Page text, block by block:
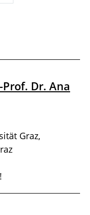
Dr. Ana
Graz,